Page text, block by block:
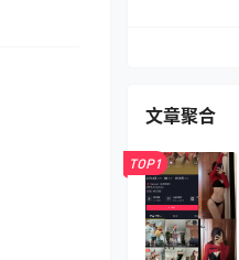
文章聚合
TOP1